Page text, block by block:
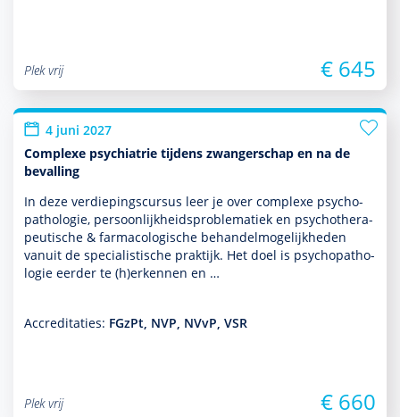
Plek vrij € 645
4 juni 2027
Complexe psychiatrie tijdens zwangerschap en na de
bevalling
In deze verdiepingscursus leer je over complexe psycho­
patho­logie, per­soon­lijkheidsproble­ma­tiek en psycho­thera­
peutische & farmacologische behan­delmoge­lijk­heden
vanuit de specialis­tische prak­tijk. Het doel is psycho­patho­
logie eerder te (h)erkennen en …
Accreditaties: FGzPt, NVP, NVvP, VSR
Plek vrij € 660